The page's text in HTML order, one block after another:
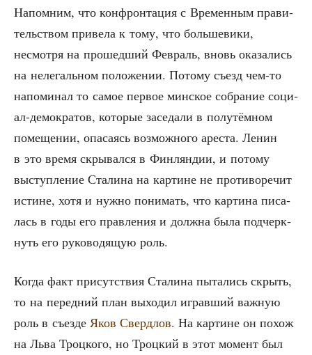
Напом­ним, что кон­фрон­та­ция с Вре­мен­ным пра­ви­
тель­ством при­ве­ла к тому, что боль­ше­ви­ки,
несмот­ря на про­шед­ший Фев­раль, вновь ока­за­лись
на неле­галь­ном поло­же­нии. Пото­му съезд чем-то
напо­ми­нал то самое пер­вое мин­ское собра­ние соци­
ал-демо­кра­тов, кото­рые засе­да­ли в полу­тём­ном
поме­ще­нии, опа­са­ясь воз­мож­но­го аре­ста. Ленин
в это вре­мя скры­вал­ся в Фин­лян­дии, и пото­му
выступ­ле­ние Ста­ли­на на кар­тине не про­ти­во­ре­чит
истине, хотя и нуж­но пони­мать, что кар­ти­на писа­
лась в годы его прав­ле­ния и долж­на была под­черк­
нуть его руко­во­дя­щую роль.
Когда факт при­сут­ствия Ста­ли­на пыта­лись скрыть,
то на перед­ний план выхо­дил играв­ший важ­ную
роль в съез­де Яков Сверд­лов. На кар­тине он похож
на Льва Троц­ко­го, но Троц­кий в этот момент был